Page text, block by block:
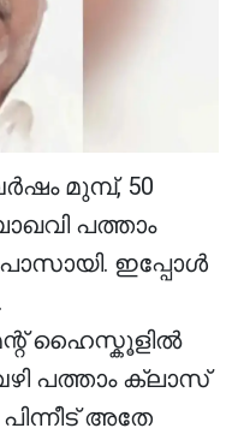
മുമ്പ്, 50
പത്താം
ഇപ്പോൾ
ഹൈസ്കൂളിൽ
പത്താം ക്ലാസ്
അതേ